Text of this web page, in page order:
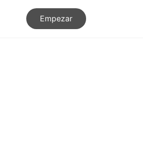
Empezar